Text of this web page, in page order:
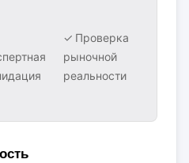
✓ Проверка
рыночной
реальности